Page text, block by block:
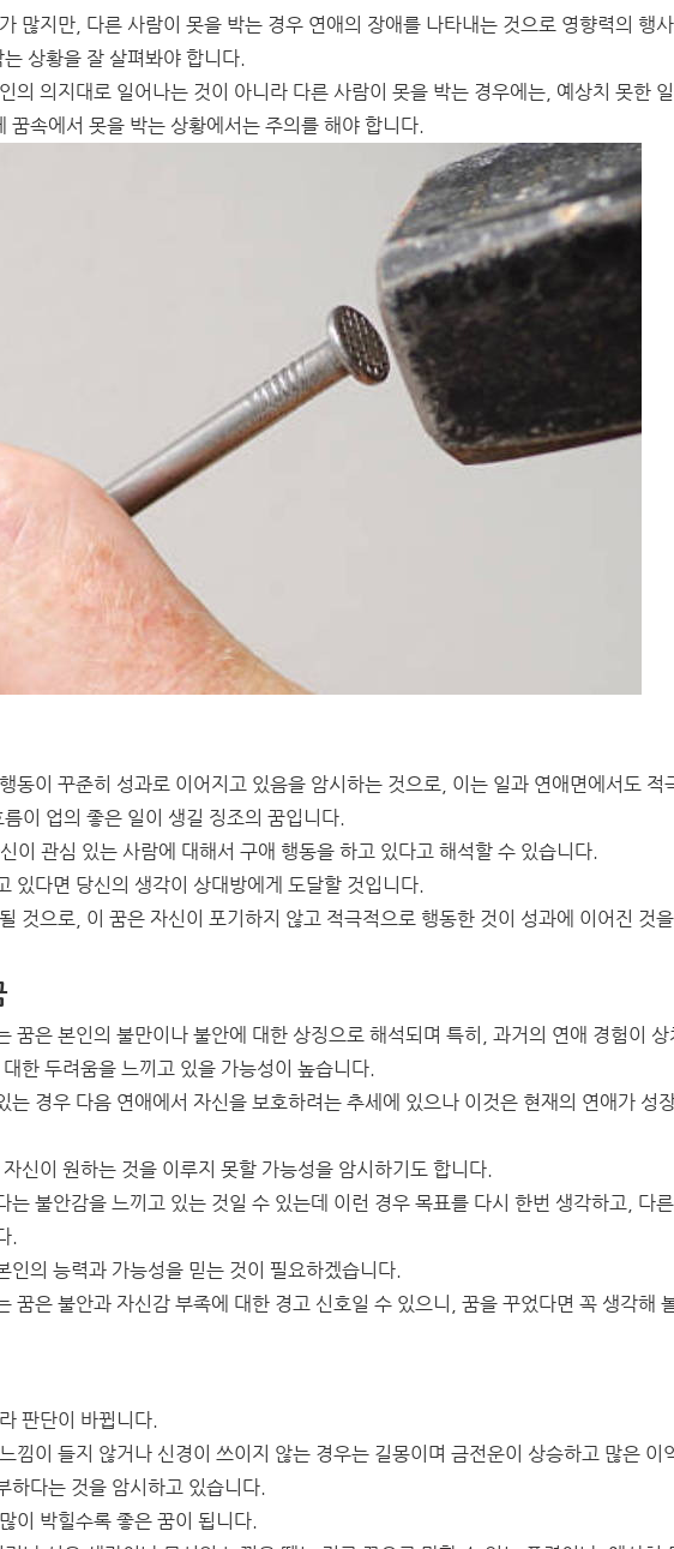
많지만, 다른 사람이 못을 박는 경우 연애의 장애를 나타내는 것으로 영향력의 행
상황을 잘 살펴봐야 합니다.
의 의지대로 일어나는 것이 아니라 다른 사람이 못을 박는 경우에는, 예상치 못한 일
꿈속에서 못을 박는 상황에서는 주의를 해야 합니다.
동이 꾸준히 성과로 이어지고 있음을 암시하는 것으로, 이는 일과 연애면에서도 적
이 업의 좋은 일이 생길 징조의 꿈입니다.
이 관심 있는 사람에 대해서 구애 행동을 하고 있다고 해석할 수 있습니다.
있다면 당신의 생각이 상대방에게 도달할 것입니다.
것으로, 이 꿈은 자신이 포기하지 않고 적극적으로 행동한 것이 성과에 이어진 것
꿈은 본인의 불만이나 불안에 대한 상징으로 해석되며 특히, 과거의 연애 경험이 상
한 두려움을 느끼고 있을 가능성이 높습니다.
는 경우 다음 연애에서 자신을 보호하려는 추세에 있으나 이것은 현재의 연애가 성
신이 원하는 것을 이루지 못할 가능성을 암시하기도 합니다.
는 불안감을 느끼고 있는 것일 수 있는데 이런 경우 목표를 다시 한번 생각하고, 다
.
인의 능력과 가능성을 믿는 것이 필요하겠습니다.
꿈은 불안과 자신감 부족에 대한 경고 신호일 수 있으니, 꿈을 꾸었다면 꼭 생각해
판단이 바뀝니다.
낌이 들지 않거나 신경이 쓰이지 않는 경우는 길몽이며 금전운이 상승하고 많은 이
하다는 것을 암시하고 있습니다.
이 박힐수록 좋은 꿈이 됩니다.